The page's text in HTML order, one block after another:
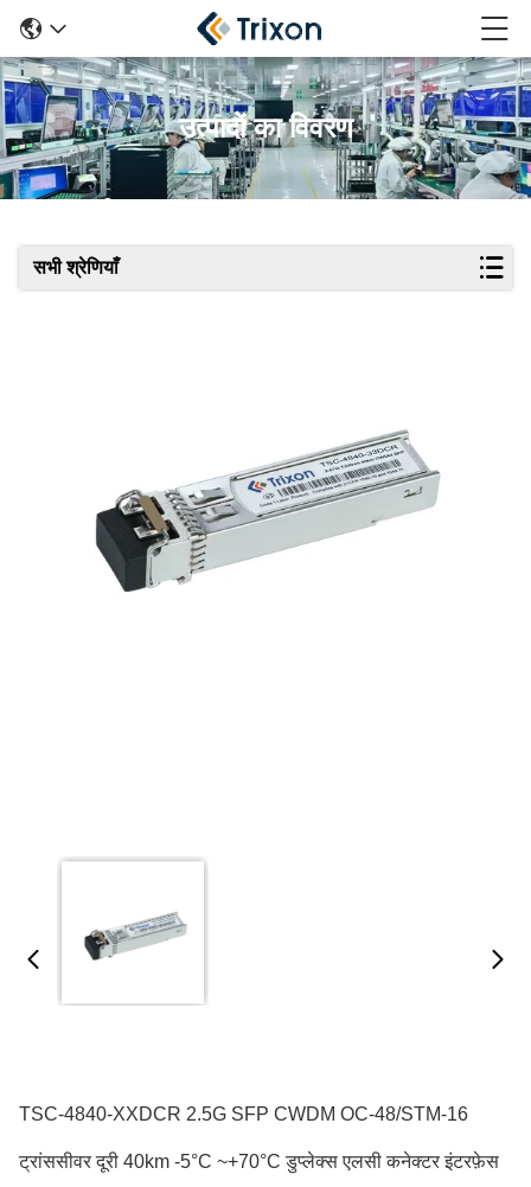
उत्पादों का विवरण
सभी श्रेणियाँ
TSC-4840-XXDCR 2.5G SFP CWDM OC-48/STM-16
ट्रांससीवर दूरी 40km -5°C ~+70°C डुप्लेक्स एलसी कनेक्टर इंटरफ़ेस